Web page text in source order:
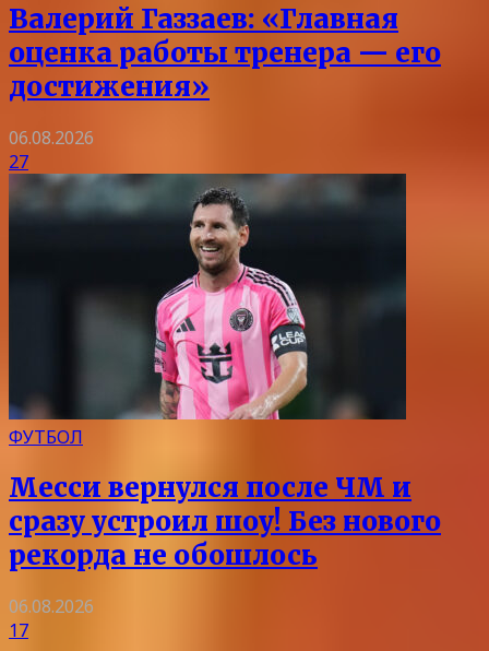
Валерий Газзаев: «Главная
оценка работы тренера — его
достижения»
06.08.2026
27
ФУТБОЛ
Месси вернулся после ЧМ и
сразу устроил шоу! Без нового
рекорда не обошлось
06.08.2026
17